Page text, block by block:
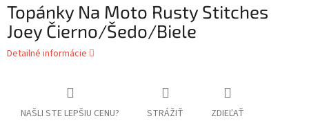
Topánky Na Moto Rusty Stitches
Joey Čierno/Šedo/Biele
Detailné informácie
NAŠLI STE LEPŠIU CENU? STRÁŽIŤ ZDIEĽAŤ